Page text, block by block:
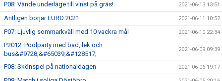
P08: Vände underläge till vinst på gräs! 2021-06-13 13:51
Äntligen börjar EURO 2021 2021-06-11 10:52
P07: Ljuvlig sommarkväll med 10 vackra mål 2021-06-10 22:34
P2012: Poolparty med bad, lek och
bus&#9728;&#65039;&#128517;
2021-06-09 09:39
P08: Skönspel på nationaldagen 2021-06-06 19:17